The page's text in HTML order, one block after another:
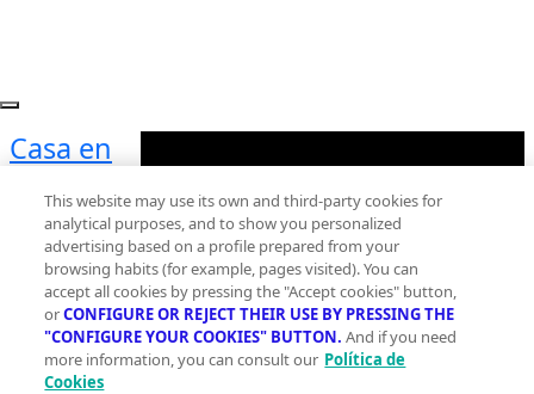
Casa en
Monte
Real, Real
Gandia
Planta 0
This website may use its own and third-party cookies for
analytical purposes, and to show you personalized
advertising based on a profile prepared from your
browsing habits (for example, pages visited). You can
accept all cookies by pressing the "Accept cookies" button,
orCONFIGURE OR REJECT THEIR USE BY PRESSING THE
"CONFIGURE YOUR COOKIES" BUTTON. And if you need
more information, you can consult our Política de
Cookies